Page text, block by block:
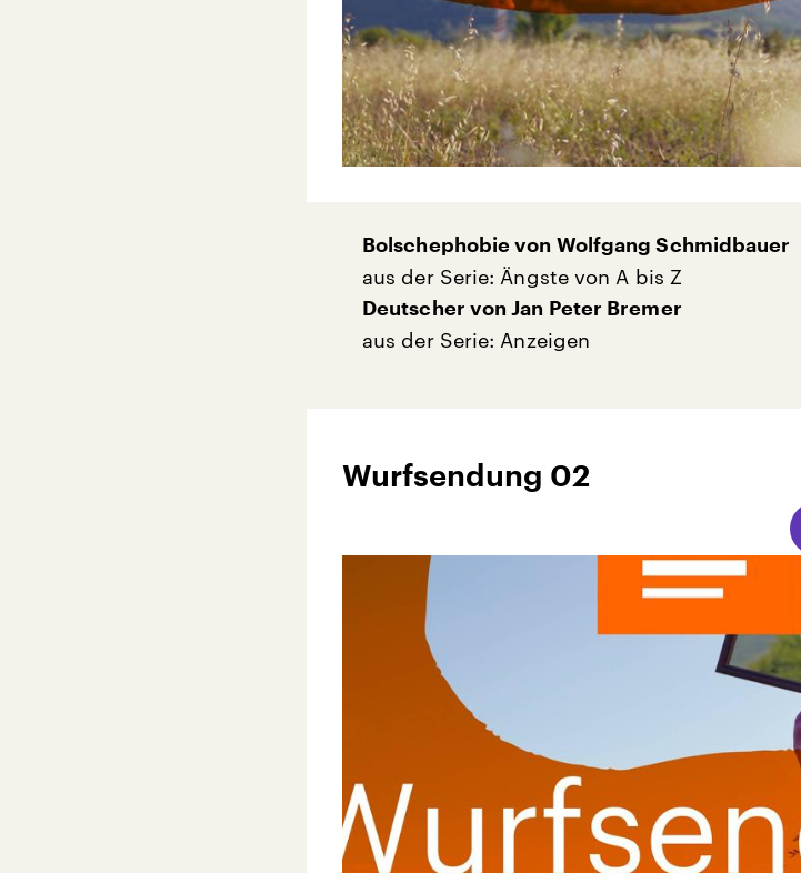
Bolschephobie von Wolfgang Schmidbauer
aus der Serie: Ängste von A bis Z
Deutscher von Jan Peter Bremer
aus der Serie: Anzeigen
Wurfsendung 02